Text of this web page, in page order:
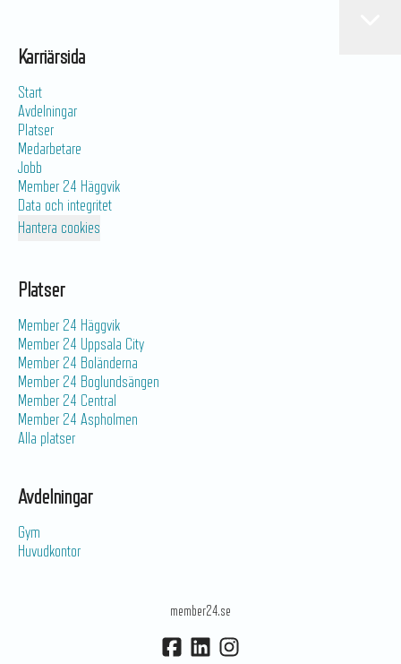
Karriärsida
Start
Avdelningar
Platser
Medarbetare
Jobb
Member 24 Häggvik
Data och integritet
Hantera cookies
Platser
Member 24 Häggvik
Member 24 Uppsala City
Member 24 Boländerna
Member 24 Boglundsängen
Member 24 Central
Member 24 Aspholmen
Alla platser
Avdelningar
Gym
Huvudkontor
member24.se